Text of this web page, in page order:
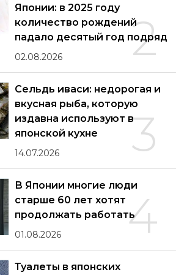
2
Японии: в 2025 году
количество рождений
падало десятый год подряд
02.08.2026
3
Сельдь иваси: недорогая и
вкусная рыба, которую
издавна используют в
японской кухне
14.07.2026
4
В Японии многие люди
старше 60 лет хотят
продолжать работать
01.08.2026
Туалеты в японских